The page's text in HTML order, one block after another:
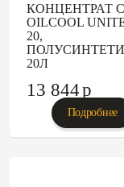
КОНЦЕНТРАТ
OILCOOL
20,
20Л
13 844p
Подробнее